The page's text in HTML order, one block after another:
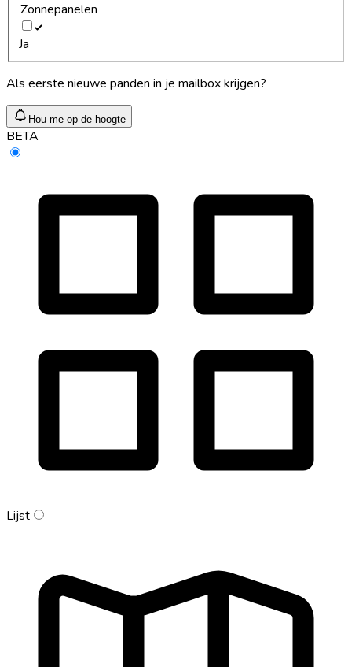
Zonnepanelen
Ja
Als eerste nieuwe panden in je mailbox krijgen?
Hou me op de hoogte
BETA
Lijst